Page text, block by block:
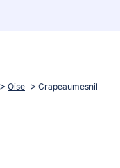
Oise Crapeaumesnil